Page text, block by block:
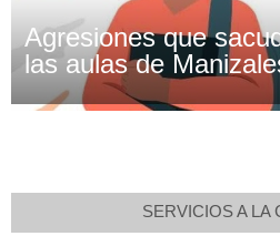
Agresiones que
las aulas de
SERVICIOS A LA